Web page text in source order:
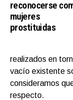
reconocerse
mujeres
prostituidas
realizados en
vacío existente
consideramos
respecto.